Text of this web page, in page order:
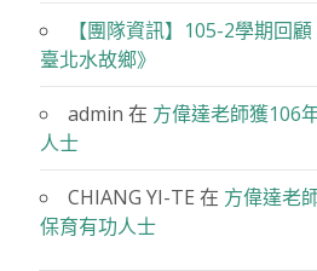
【團隊資訊】105-2學期回
臺北水故鄉》
admin 在 方偉達老師獲106
人士
CHIANG YI-TE 在 方偉達老
保育有功人士